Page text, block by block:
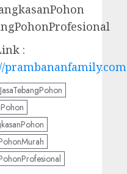
:
prambananfamily.com
JasaTebangPohon